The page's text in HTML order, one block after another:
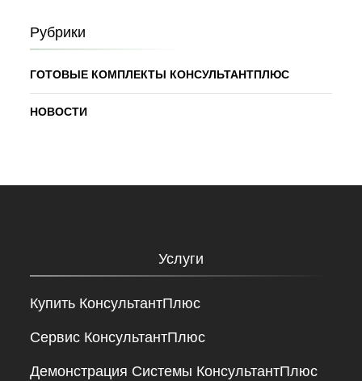
Рубрики
ГОТОВЫЕ КОМПЛЕКТЫ КОНСУЛЬТАНТПЛЮС
НОВОСТИ
Услуги
Купить КонсультантПлюс
Сервис КонсультантПлюс
Демонстрация Системы КонсультантПлюс